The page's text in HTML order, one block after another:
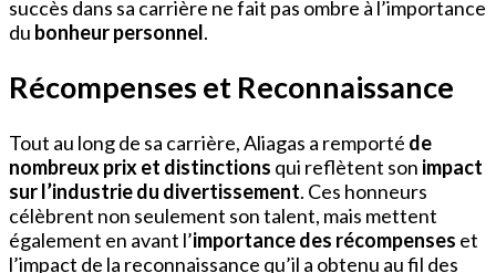
succès dans sa carrière ne fait pas ombre à l’importance
du bonheur personnel.
Récompenses et Reconnaissance
Tout au long de sa carrière, Aliagas a remporté de
nombreux prix et distinctions qui reflètent son impact
sur l’industrie du divertissement. Ces honneurs
célèbrent non seulement son talent, mais mettent
également en avant l’importance des récompenses et
l’impact de la reconnaissance qu’il a obtenu au fil des